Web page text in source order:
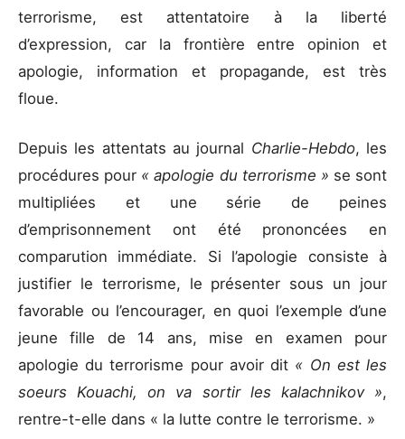
terrorisme, est attentatoire à la liberté
d’expression, car la frontière entre opinion et
apologie, information et propagande, est très
floue.
Depuis les attentats au journal Charlie-Hebdo, les
procédures pour « apologie du terrorisme » se sont
multipliées et une série de peines
d’emprisonnement ont été prononcées en
comparution immédiate. Si l’apologie consiste à
justifier le terrorisme, le présenter sous un jour
favorable ou l’encourager, en quoi l’exemple d’une
jeune fille de 14 ans, mise en examen pour
apologie du terrorisme pour avoir dit « On est les
soeurs Kouachi, on va sortir les kalachnikov »,
rentre-t-elle dans « la lutte contre le terrorisme. »